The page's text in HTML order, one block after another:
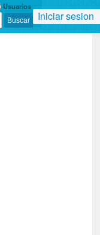
Usuarios
Iniciar sesion